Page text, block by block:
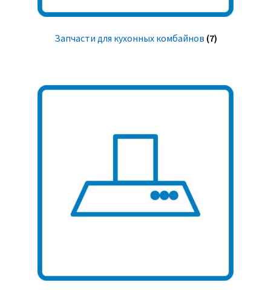
Запчасти для кухонных комбайнов (7)